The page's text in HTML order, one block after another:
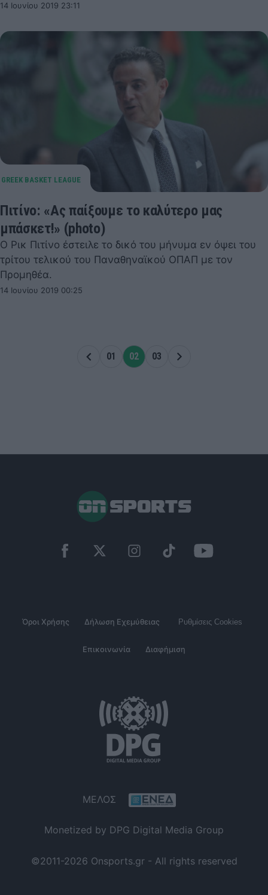
14 Ιουνίου 2019 23:11
Πιτίνο: «Ας παίξουμε το καλύτερο μας
μπάσκετ!» (photo)
Ο Ρικ Πιτίνο έστειλε το δικό του μήνυμα εν όψει του
τρίτου τελικού του Παναθηναϊκού ΟΠΑΠ με τον
Προμηθέα.
14 Ιουνίου 2019 00:25
02 03
Όροι Χρήσης Δήλωση Εχεμύθειας Ρυθμίσεις Cookies
Επικοινωνία Διαφήμιση
ΜΕΛΟΣ
Monetized by DPG Digital Media Group
©2011-2026 Onsports.gr - All rights reserved